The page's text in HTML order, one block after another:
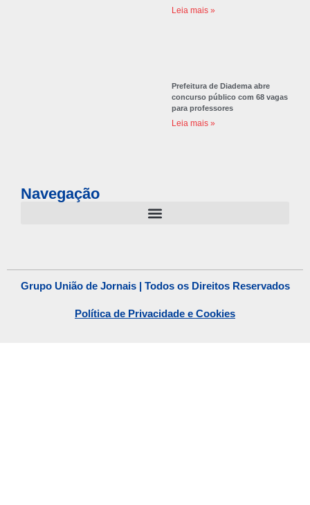
Leia mais »
Prefeitura de Diadema abre
concurso público com 68 vagas
para professores
Leia mais »
Navegação
Grupo União de Jornais | Todos os Direitos Reservados
Política de Privacidade e Cookies